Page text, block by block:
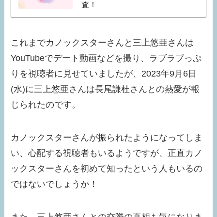
査！
これまでカノックスターさんと三上悠亜さんは
YouTubeでデート動画などを撮り、ラブラブっぷ
りを視聴者に見せていましたが、2023年9月6日
(水)に三上悠亜さんは長尾謙杜さんとの熱愛が報
じられたのです。
カノックスターさんが振られたようになってしま
い、心配する視聴者もいるようですが、正直カノ
ックスターさんを初めて知ったという人もいるの
ではないでしょうか！